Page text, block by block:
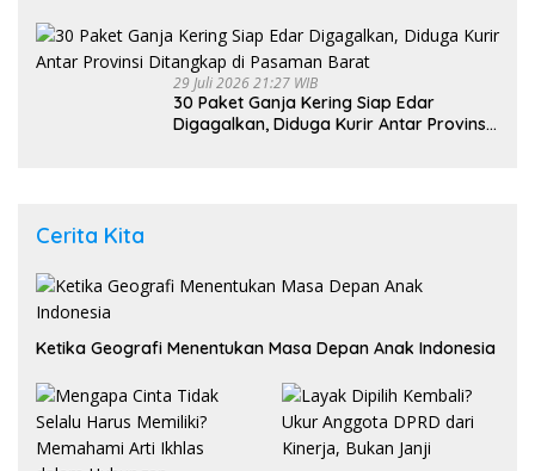
Umum
29 Juli 2026 21:27 WIB
30 Paket Ganja Kering Siap Edar
Digagalkan, Diduga Kurir Antar Provinsi
Cerita Kita
Ketika Geografi Menentukan Masa Depan Anak Indonesia